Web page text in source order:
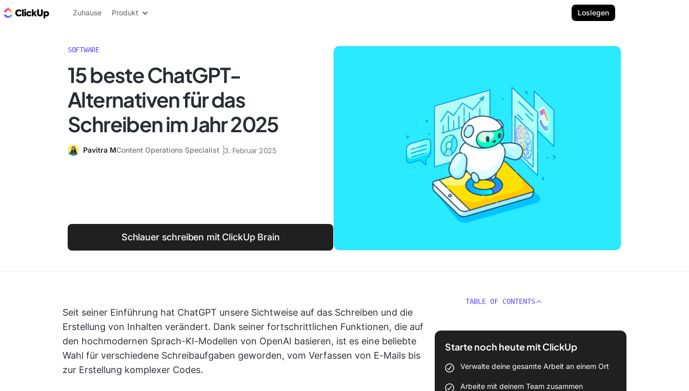
ClickUp Blog
Zuhause Produkt Loslegen
SOFTWARE
15 beste ChatGPT-
Alternativen für das
Schreiben im Jahr 2025
Pavitra MContent Operations Specialist 3. Februar 2025
Schlauer schreiben mit ClickUp Brain
Seit seiner Einführung hat ChatGPT unsere Sichtweise auf das Schreiben und die
Erstellung von Inhalten verändert. Dank seiner fortschrittlichen Funktionen, die auf
den hochmodernen Sprach-KI-Modellen von OpenAI basieren, ist es eine beliebte
Wahl für verschiedene Schreibaufgaben geworden, vom Verfassen von E-Mails bis
zur Erstellung komplexer Codes.
TABLE OF CONTENTS
Starte noch heute mit ClickUp
Verwalte deine gesamte Arbeit an einem Ort
Arbeite mit deinem Team zusammen